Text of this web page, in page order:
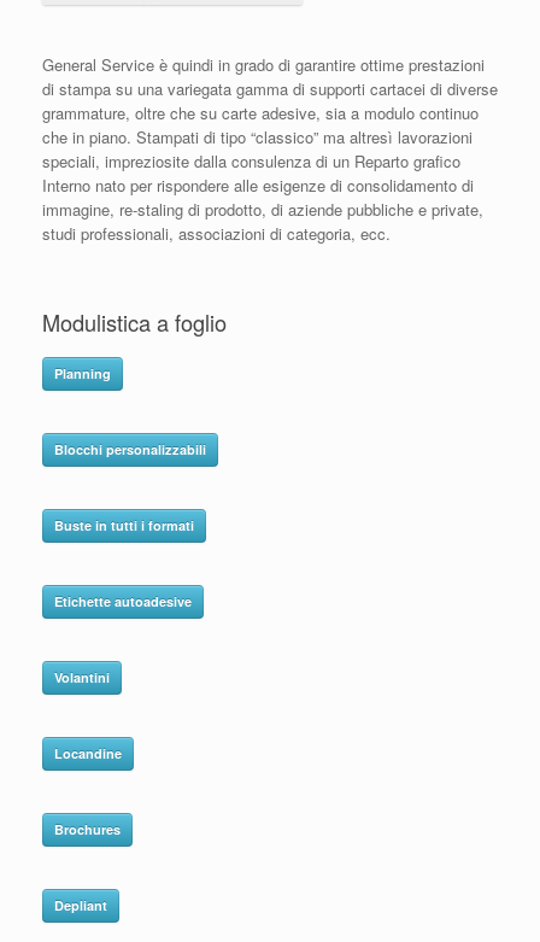
General Service è quindi in grado di garantire ottime prestazioni
di stampa su una variegata gamma di supporti cartacei di diverse
grammature, oltre che su carte adesive, sia a modulo continuo
che in piano. Stampati di tipo “classico” ma altresì lavorazioni
speciali, impreziosite dalla consulenza di un Reparto grafico
Interno nato per rispondere alle esigenze di consolidamento di
immagine, re-staling di prodotto, di aziende pubbliche e private,
studi professionali, associazioni di categoria, ecc.
Modulistica a foglio
Planning
Blocchi personalizzabili
Buste in tutti i formati
Etichette autoadesive
Volantini
Locandine
Brochures
Depliant